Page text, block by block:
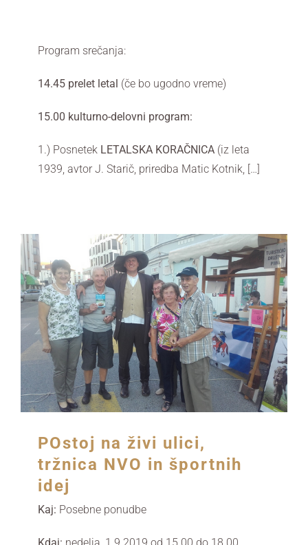
Program srečanja:
14.45 prelet letal (če bo ugodno vreme)
15.00 kulturno-delovni program:
1.) Posnetek LETALSKA KORAČNICA (iz leta
1939, avtor J. Starič, priredba Matic Kotnik, […]
POstoj na živi ulici,
tržnica NVO in športnih
idej
Kaj: Posebne ponudbe